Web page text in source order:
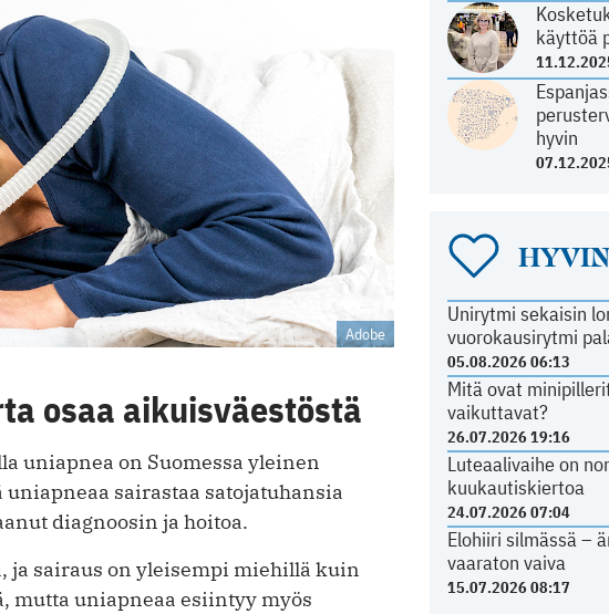
käyttöä
hyvin
Unirytmi sekaisin
vuorokausirytmi
05.08.2026 06:13
Mitä ovat
vaikuttavat?
26.07.2026 19:16
Luteaalivaihe on
kuukautiskiertoa
24.07.2026 07:04
Elohiiri silmässä –
vaaraton vaiva
15.07.2026 08:17
Adobe
osaa aikuisväestöstä
uniapnea on Suomessa yleinen
sairastaa satojatuhansia
diagnoosin ja hoitoa.
ja sairaus on yleisempi miehillä kuin
mutta uniapneaa esiintyy myös